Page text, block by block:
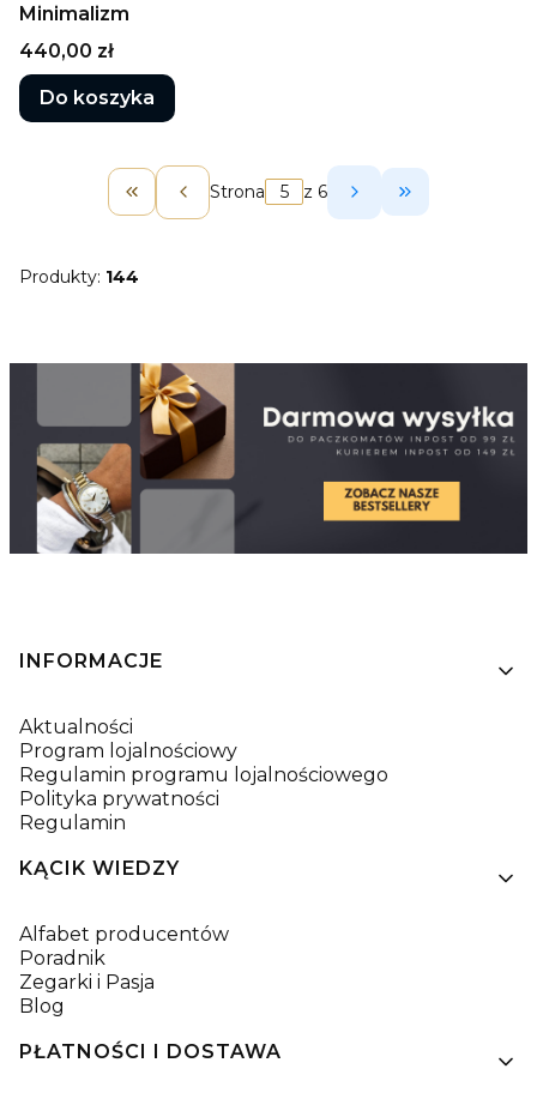
Minimalizm
Cena
440,00 zł
Do koszyka
Wróć do pierwszej strony z produktami
Strona z 6 Przejdź do
Produkty: 144
Linki w stopce
INFORMACJE
Aktualności
Program lojalnościowy
Regulamin programu lojalnościowego
Polityka prywatności
Regulamin
KĄCIK WIEDZY
Alfabet producentów
Poradnik
Zegarki i Pasja
Blog
PŁATNOŚCI I DOSTAWA